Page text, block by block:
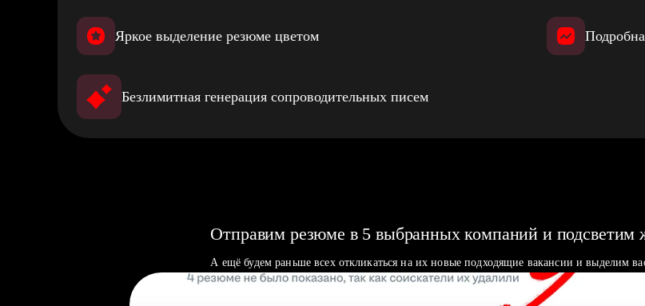
Яркое выделение резюме цветом
Безлимитная генерация сопроводительных писем
Отправим резюме в 5 выбранных компаний и подсветим
А ещё будем раньше всех откликаться на их новые подходящие вакансии и выделим